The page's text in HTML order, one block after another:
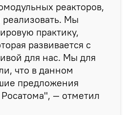
реакторов,
Мы
практику,
развивается с
для нас. Мы для
что в данном
предложения
— отметил